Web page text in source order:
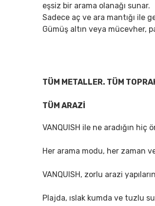
eşsiz bir arama olanağı sunar.
Sadece aç ve ara mantığı ile
Gümüş altın veya mücevher,
TÜM METALLER. TÜM
TÜM ARAZİ
VANQUISH ile ne aradığın
Her arama modu, her zaman
VANQUISH, zorlu arazi
Plajda, ıslak kumda ve tuzlu